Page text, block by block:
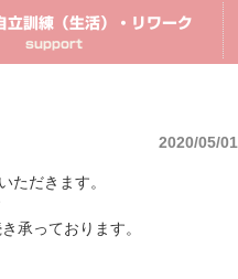
立訓練（生活）・リワーク
support
2020/05/01
ただきます。
承っております。